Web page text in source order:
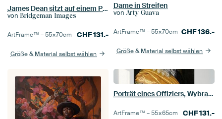
James Dean sitzt auf einem Porsche Speedster
von Bridgeman Images
ArtFrame™ –55×70cm CHF131.-
Größe & Material selbst wählen
Dame in Streifen
von Arty Guava
ArtFrame™ –55×70cm CHF136.-
Größe & Material selbst wählen
Porträt eines Offiziers, Wybrand de Geest der Ältere
ArtFrame™ –55×65cm CHF131.-